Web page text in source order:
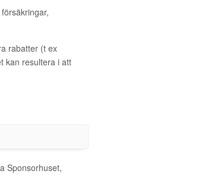
rabatter (t ex
kan resultera i att
Sponsorhuset,